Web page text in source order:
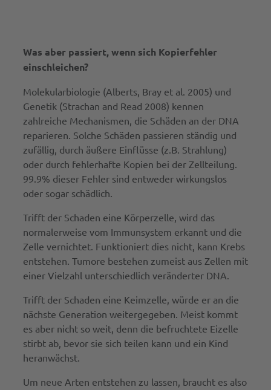
Was aber passiert, wenn sich Kopierfehler
einschleichen?
Molekularbiologie (Alberts, Bray et al. 2005) und
Genetik (Strachan and Read 2008) kennen
zahlreiche Mechanismen, die Schäden an der DNA
reparieren. Solche Schäden passieren ständig und
zufällig, durch äußere Einflüsse (z.B. Strahlung)
oder durch fehlerhafte Kopien bei der Zellteilung.
99.9% dieser Fehler sind entweder wirkungslos
oder sogar schädlich.
Trifft der Schaden eine Körperzelle, wird das
normalerweise vom Immunsystem erkannt und die
Zelle vernichtet. Funktioniert dies nicht, kann Krebs
entstehen. Tumore bestehen zumeist aus Zellen mit
einer Vielzahl unterschiedlich veränderter DNA.
Trifft der Schaden eine Keimzelle, würde er an die
nächste Generation weitergegeben. Meist kommt
es aber nicht so weit, denn die befruchtete Eizelle
stirbt ab, bevor sie sich teilen kann und ein Kind
heranwächst.
Um neue Arten entstehen zu lassen, braucht es also